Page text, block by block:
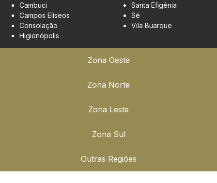
Zona Oeste
Zona Norte
Zona Leste
Zona Sul
Outras Regiões
Cambuci
Campos Elíseos
Consolação
Higienópolis
Santa Efigênia
Sé
Vila Buarque